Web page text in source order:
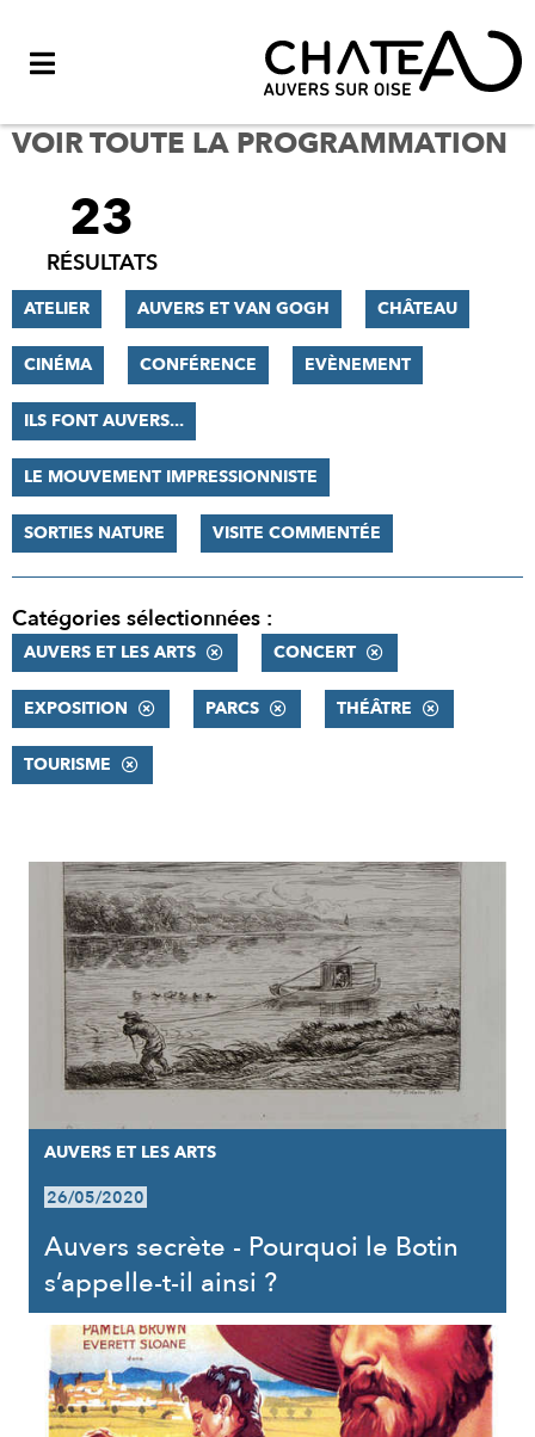
VOIR TOUTE LA PROGRAMMATION
FILTRER
RÉSULTATS
23
RÉSULTATS
ATELIER AUVERS ET VAN GOGH CHÂTEAU
CINÉMA CONFÉRENCE EVÈNEMENT
ILS FONT AUVERS...
LE MOUVEMENT IMPRESSIONNISTE
SORTIES NATURE VISITE COMMENTÉE
Catégories sélectionnées :
AUVERS ET LES ARTS CONCERT
EXPOSITION PARCS THÉÂTRE
TOURISME
RÉSULTATS
AUVERS ET LES ARTS
26/05/2020
Auvers secrète - Pourquoi le Botin
s’appelle-t-il ainsi ?